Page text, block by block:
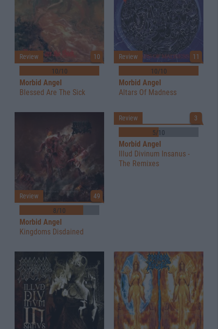
10/10
Review
Morbid Angel
10
Blessed Are The Sick
10/10
Review
Morbid Angel
11
Altars Of Madness
8/10
Review
Morbid Angel
49
Kingdoms Disdained
5/10
Review
Morbid Angel
3
Illud Divinum Insanus -
The Remixes